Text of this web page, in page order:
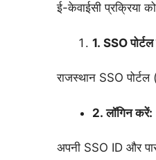
ई-केवाईसी प्रक्रिया
1. SSO
राजस्थान SSO
2.लॉगिन करें:
अपनी SSO ID और